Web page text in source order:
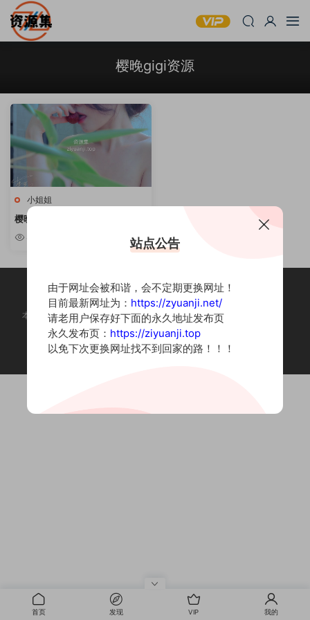
樱晚gigi资源
小姐姐
樱晚gigi – 撩人轻熟女写真合集
[持续更新]
本站为摄影写真图片网站，内容来自网络收集整理，仅作个人学习使用。
如有违法内容请联系删除
Copyright © 2022 资源集
首页 发现 VIP 我的
站点公告
由于网址会被和谐，会不定期更换网址！
目前最新网址为： https://zyuanji.net/
请老用户保存好下面的永久地址发布页
永久发布页： https://ziyuanji.top
以免下次更换网址找不到回家的路！！！